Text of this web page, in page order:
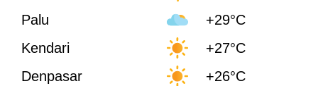
Palu
+29°C
Kendari
+27°C
Denpasar
+26°C